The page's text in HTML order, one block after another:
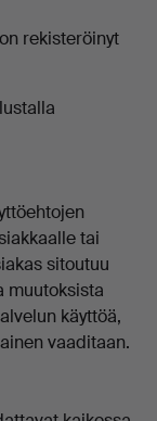
rekisteröinyt
tai
sitoutuu
muutoksista
käyttöä,
vaaditaan.